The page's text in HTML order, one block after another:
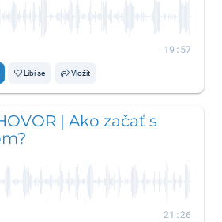
19:57
Líbí se Vložit
| Ako začať s
21:26